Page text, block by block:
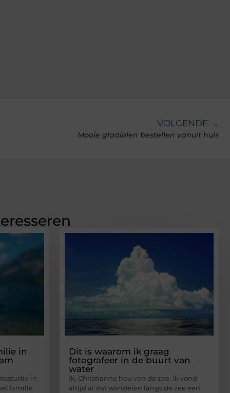
VOLGENDE →
Mooie gladiolen bestellen vanuit huis
in
in
familie
Dit is waarom ik graag
fotografeer in de buurt van
water
Ik, Christianne hou van de zee. Ik vond
altijd al dat wandelen langs de zee een